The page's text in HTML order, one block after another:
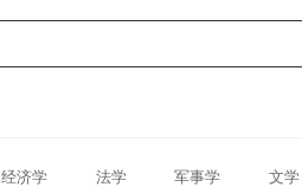
经济学 法学 军事学 文学